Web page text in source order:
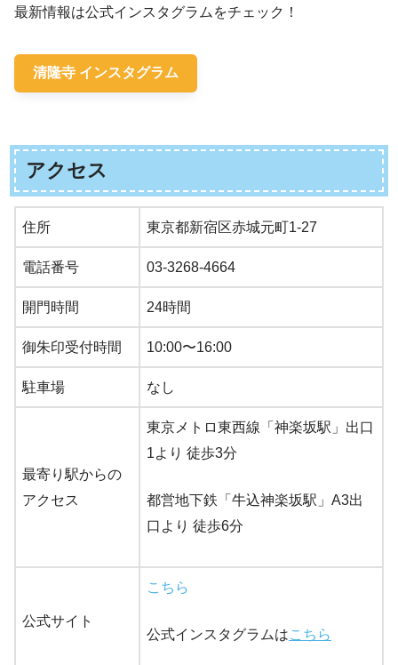
最新情報は公式インスタグラムをチェック！
清隆寺 インスタグラム
アクセス
住所 東京都新宿区赤城元町1-27
電話番号 03-3268-4664
開門時間 24時間
御朱印受付時間 10:00〜16:00
駐車場 なし
最寄り駅からの
アクセス
東京メトロ東西線「神楽坂駅」出口
1より 徒歩3分
都営地下鉄「牛込神楽坂駅」A3出
口より 徒歩6分
公式サイト
こちら
公式インスタグラムはこちら